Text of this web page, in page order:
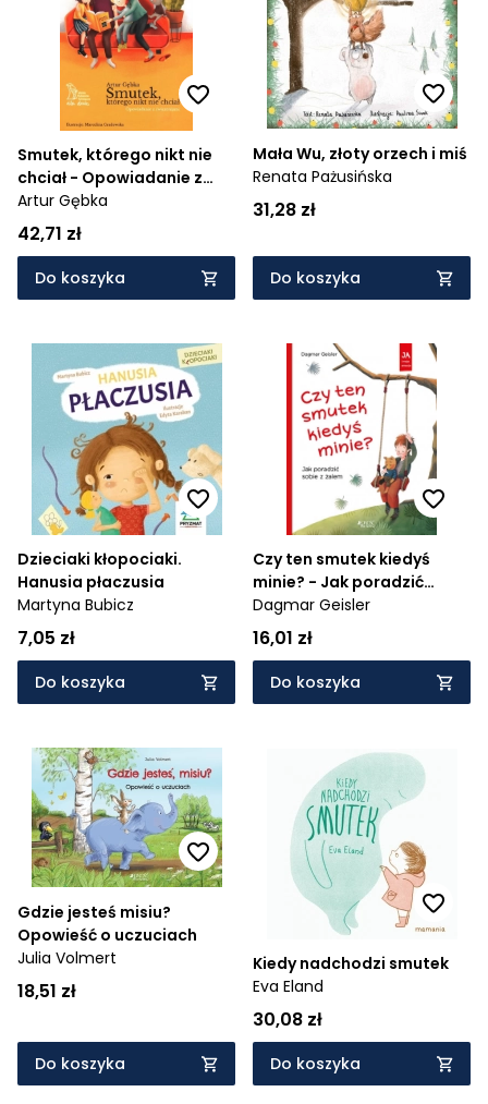
Smutek, którego nikt nie
chciał - Opowiadanie z
ćwiczeniami
Artur Gębka
42,71 zł
Do koszyka
Mała Wu, złoty orzech i miś
Renata Pażusińska
31,28 zł
Do koszyka
Dzieciaki kłopociaki.
Hanusia płaczusia
Martyna Bubicz
7,05 zł
Do koszyka
Czy ten smutek kiedyś
minie? - Jak poradzić
sobie z żalem
Dagmar Geisler
16,01 zł
Do koszyka
Gdzie jesteś misiu?
Opowieść o uczuciach
Julia Volmert
18,51 zł
Do koszyka
Kiedy nadchodzi smutek
Eva Eland
30,08 zł
Do koszyka